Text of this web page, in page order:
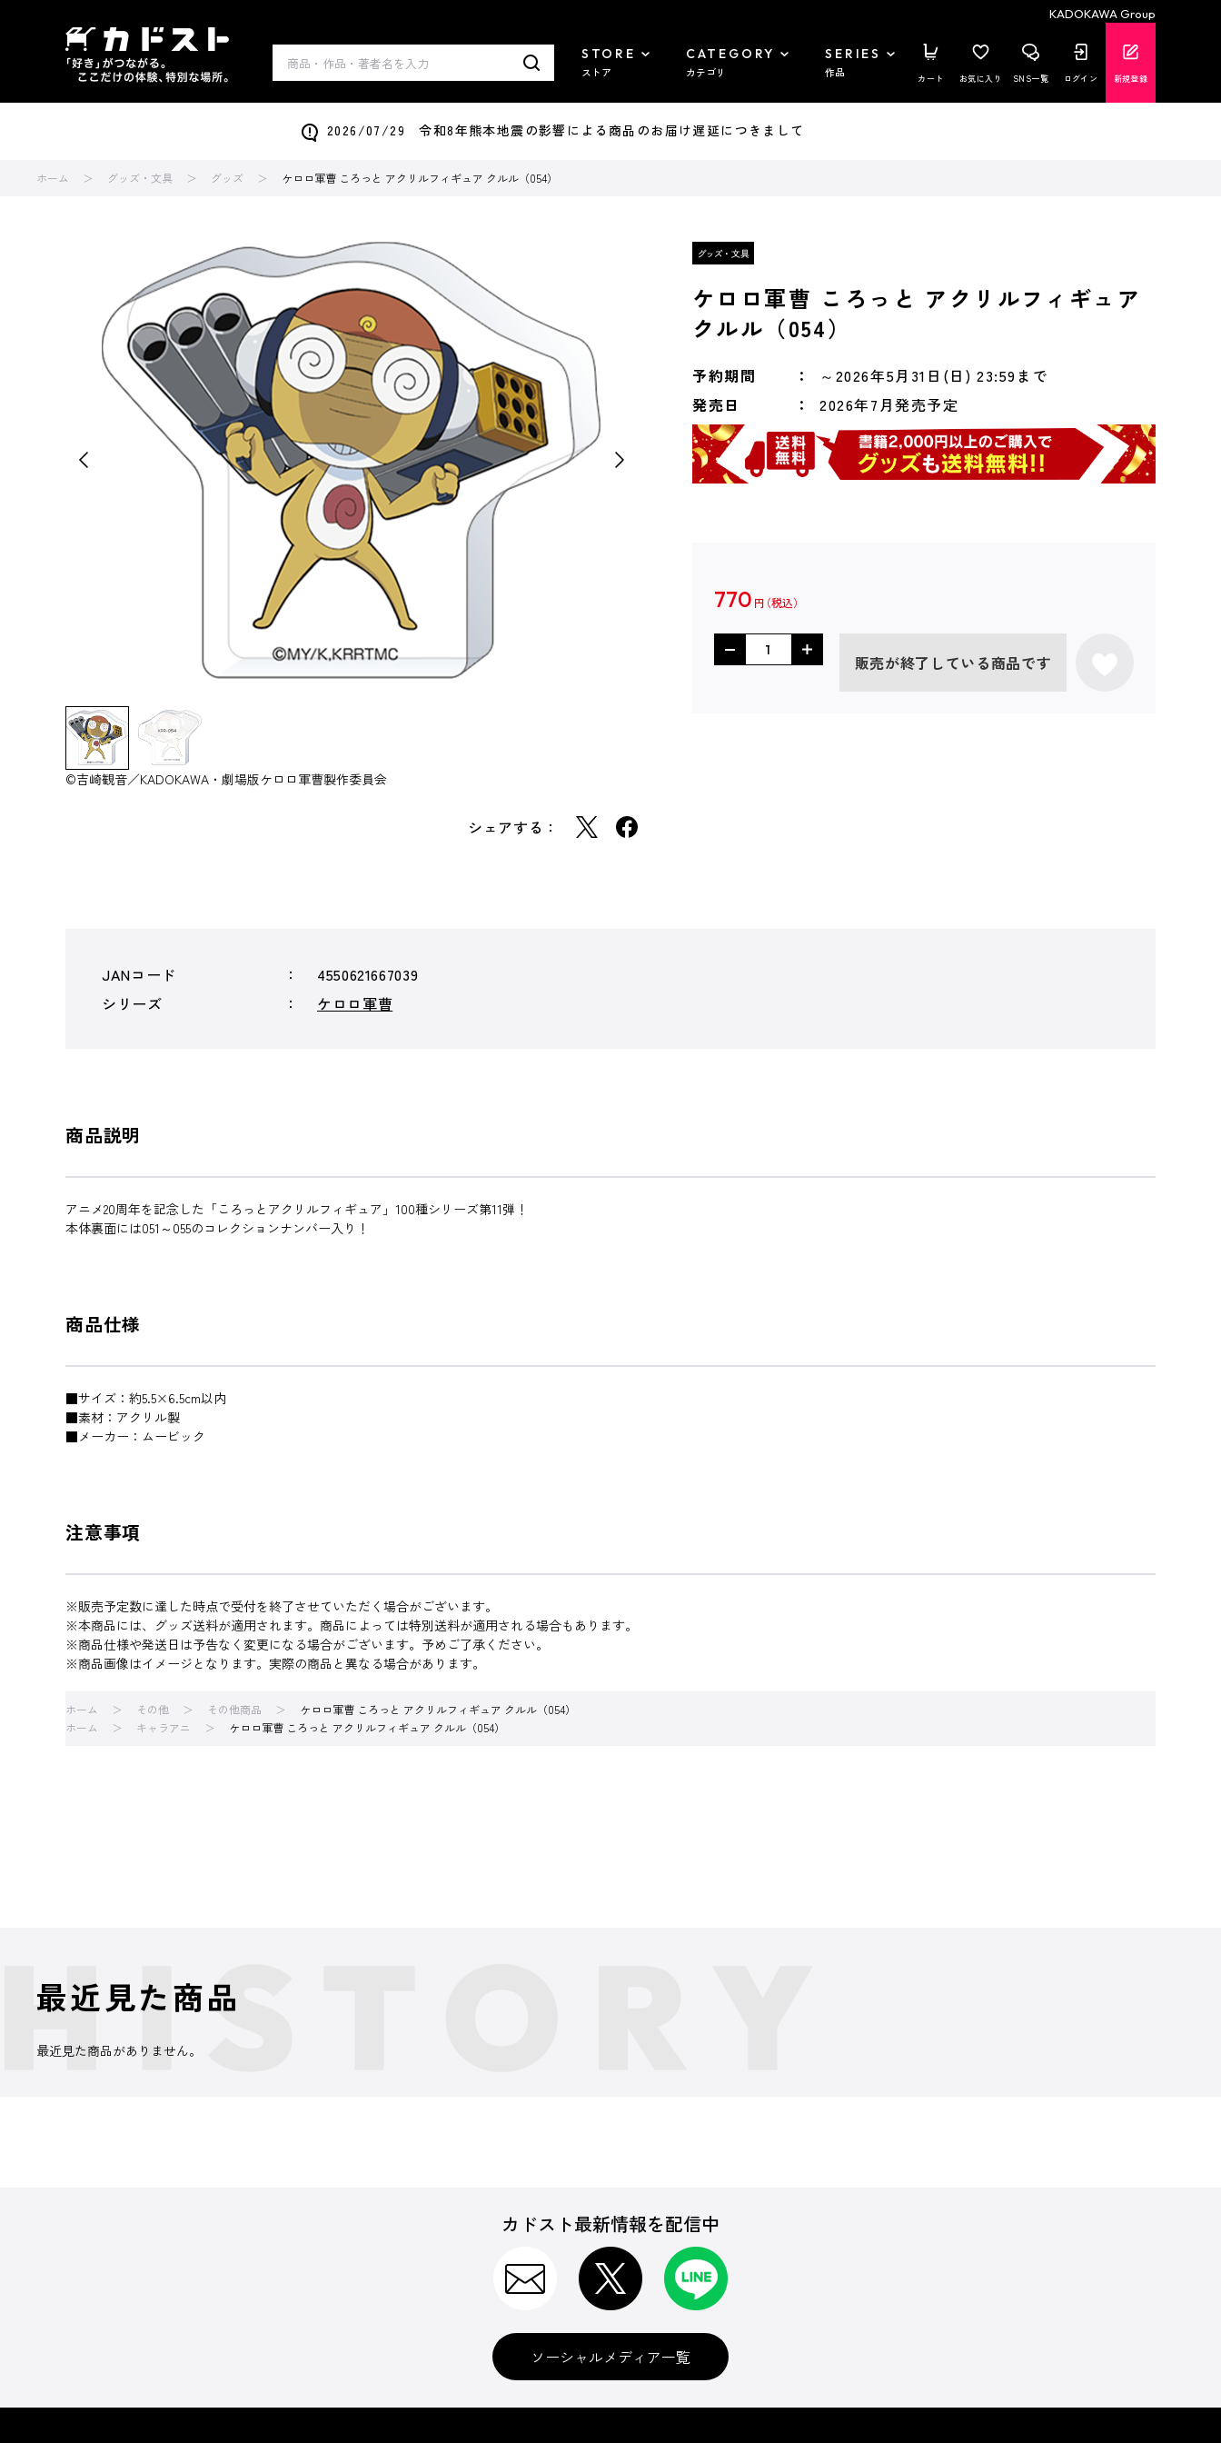
KADOKAWA Group
STORE
ストア
CATEGORY
カテゴリ
SERIES
作品 カート お気に入り SNS一覧 ログイン 新規登録
2026/07/29 令和8年熊本地震の影響による商品のお届け遅延につきまして
ホーム グッズ・文具 グッズ ケロロ軍曹 ころっと アクリルフィギュア クルル（054）
©吉崎観音／KADOKAWA・劇場版ケロロ軍曹製作委員会
シェアする：
ケロロ軍曹 ころっと アクリルフィギュア
クルル（054）
予約期間
～2026年5月31日(日) 23:59まで
発売日
2026年7月発売予定
770 円
販売が終了している商品です
JANコード
4550621667039
シリーズ
ケロロ軍曹
商品説明
アニメ20周年を記念した「ころっとアクリルフィギュア」100種シリーズ第11弾！
本体裏面には051～055のコレクションナンバー入り！
商品仕様
■サイズ：約5.5×6.5cm以内
■素材：アクリル製
■メーカー：ムービック
注意事項
※販売予定数に達した時点で受付を終了させていただく場合がございます。
※本商品には、グッズ送料が適用されます。商品によっては特別送料が適用される場合もあります。
※商品仕様や発送日は予告なく変更になる場合がございます。予めご了承ください。
※商品画像はイメージとなります。実際の商品と異なる場合があります。
ホーム その他 その他商品
ケロロ軍曹 ころっと アクリルフィギュア クルル（054）
ホーム
キャラアニ ケロロ軍曹 ころっと アクリルフィギュア クルル（054）
最近見た商品
最近見た商品がありません。
カドスト最新情報を配信中
ソーシャルメディア一覧